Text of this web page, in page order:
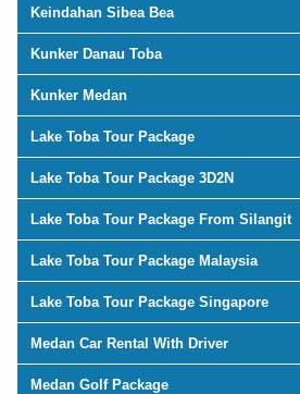
Keindahan Sibea Bea
Kunker Danau Toba
Kunker Medan
Lake Toba Tour Package
Lake Toba Tour Package 3D2N
Lake Toba Tour Package From Silangit
Lake Toba Tour Package Malaysia
Lake Toba Tour Package Singapore
Medan Car Rental With Driver
Medan Golf Package